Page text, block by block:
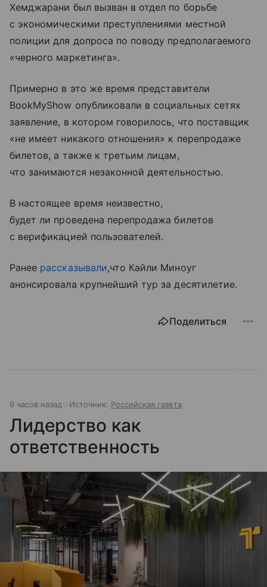
Хемджарани был вызван в отдел по борьбе
с экономическими преступлениями местной
полиции для допроса по поводу предполагаемого
«черного маркетинга».
Примерно в это же время представители
BookMyShow опубликовали в социальных сетях
заявление, в котором говорилось, что поставщик
«не имеет никакого отношения» к перепродаже
билетов, а также к третьим лицам,
что занимаются незаконной деятельностью.
В настоящее время неизвестно,
будет ли проведена перепродажа билетов
с верификацией пользователей.
Ранее рассказывали,что Кайли Миноуг
анонсировала крупнейший тур за десятилетие.
Поделиться
9 часов назад Источник: Российская газета
Лидерство как
ответственность